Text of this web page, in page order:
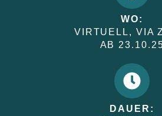
WO:
VIRTUELL, VIA
AB
DAUER: